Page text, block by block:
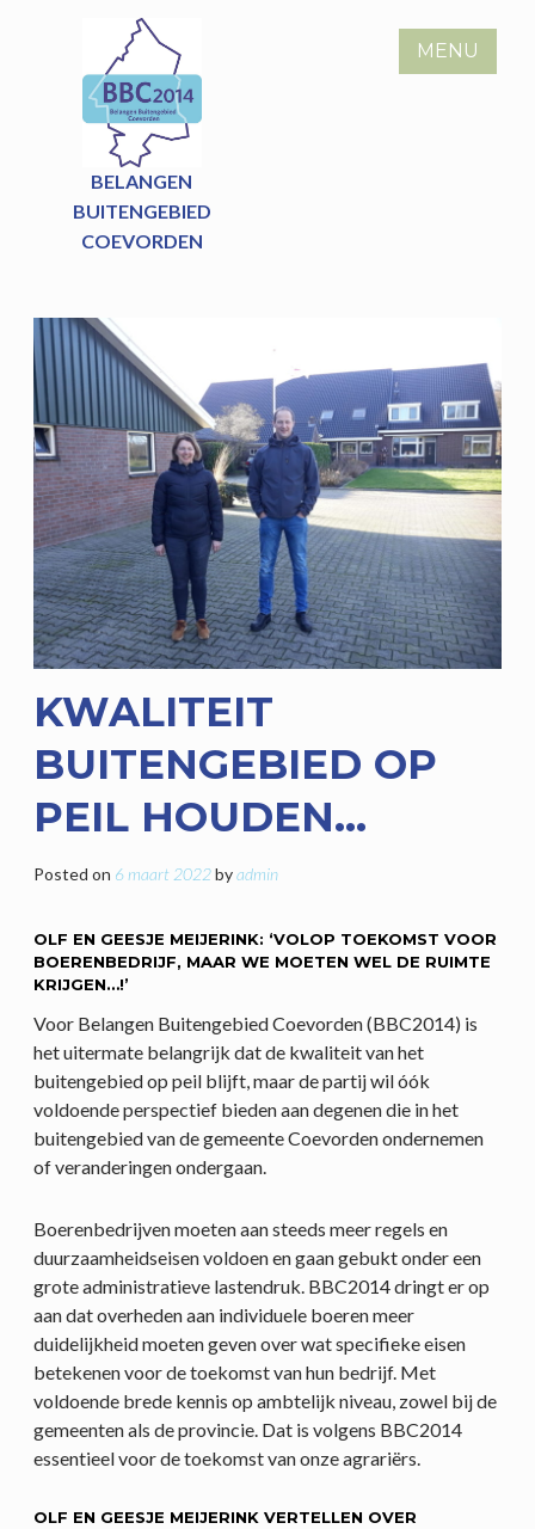
BELANGEN
BUITENGEBIED
COEVORDEN
MENU
KWALITEIT
BUITENGEBIED OP
PEIL HOUDEN…
Posted on 6 maart 2022byadmin
OLF EN GEESJE MEIJERINK: ‘VOLOP TOEKOMST VOOR
BOERENBEDRIJF, MAAR WE MOETEN WEL DE RUIMTE
KRIJGEN…!’
Voor Belangen Buitengebied Coevorden (BBC2014) is
het uitermate belangrijk dat de kwaliteit van het
buitengebied op peil blijft, maar de partij wil óók
voldoende perspectief bieden aan degenen die in het
buitengebied van de gemeente Coevorden ondernemen
of veranderingen ondergaan.
Boerenbedrijven moeten aan steeds meer regels en
duurzaamheidseisen voldoen en gaan gebukt onder een
grote administratieve lastendruk. BBC2014 dringt er op
aan dat overheden aan individuele boeren meer
duidelijkheid moeten geven over wat specifieke eisen
betekenen voor de toekomst van hun bedrijf. Met
voldoende brede kennis op ambtelijk niveau, zowel bij de
gemeenten als de provincie. Dat is volgens BBC2014
essentieel voor de toekomst van onze agrariërs.
OLF EN GEESJE MEIJERINK VERTELLEN OVER